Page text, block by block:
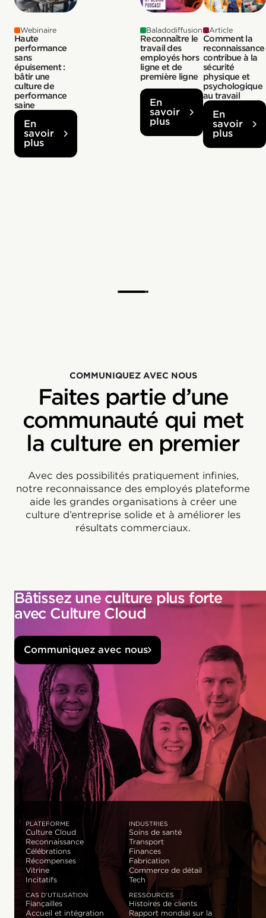
Webinaire
Haute
performance
sans
épuisement :
bâtir une
culture de
performance
saine
En
savoir
plus
Baladodiffusion
Reconnaître le
travail des
employés hors
ligne et de
première ligne
En
savoir
plus
Article
Comment la
reconnaissance
contribue à la
sécurité
physique et
psychologique
au travail
En
savoir
plus
COMMUNIQUEZ AVEC NOUS
Faites partie d’une
communauté qui met
la culture en premier
Avec des possibilités pratiquement infinies,
notre reconnaissance des employés plateforme
aide les grandes organisations à créer une
culture d’entreprise solide et à améliorer les
résultats commerciaux.
Bâtissez une culture plus forte
avec Culture Cloud
Communiquez avec nous
PLATEFORME
Culture Cloud
Reconnaissance
Célébrations
Récompenses
Vitrine
Incitatifs
INDUSTRIES
Soins de santé
Transport
Finances
Fabrication
Commerce de détail
Tech
CAS D’UTILISATION
Fiançailles
Accueil et intégration
RESSOURCES
Histoires de clients
Rapport mondial sur la